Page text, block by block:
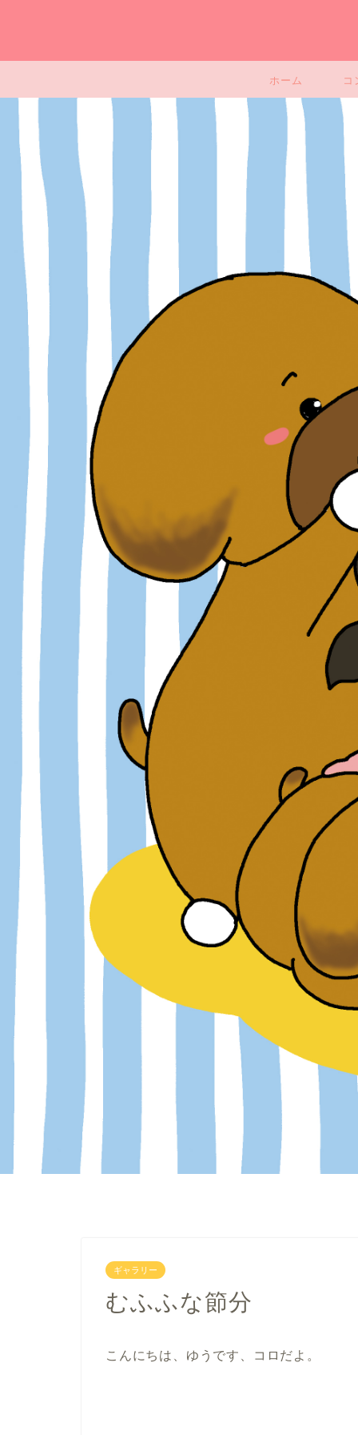
ホーム コ
ギャラリー
むふふな節分
こんにちは、ゆうです、コロだよ。